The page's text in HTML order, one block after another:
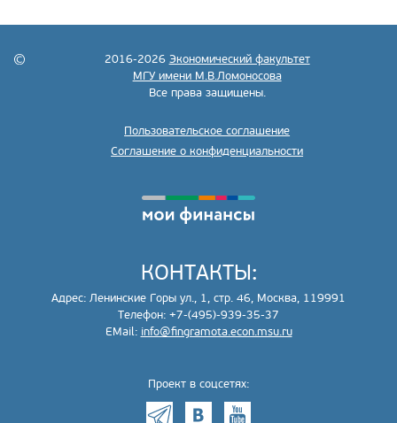
2016-2026 Экономический факультет
МГУ имени М.В.Ломоносова
Все права защищены.
Пользовательское соглашение
Соглашение о конфиденциальности
КОНТАКТЫ:
Адрес: Ленинские Горы ул., 1, стр. 46, Москва, 119991
Телефон: +7-(495)-939-35-37
EMail: info@fingramota.econ.msu.ru
Проект в соцсетях: